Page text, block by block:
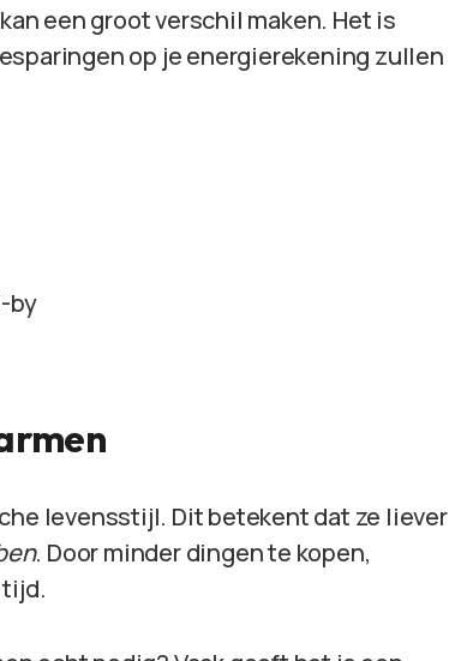
een groot verschil maken. Het is
op je energierekening zullen
by
levensstijl. Dit betekent dat ze liever
. Door minder dingen te kopen,
tijd.